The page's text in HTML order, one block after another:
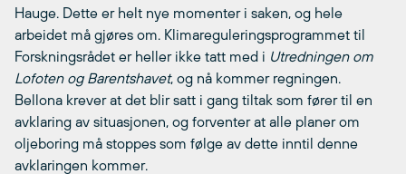
Hauge. Dette er helt nye momenter i saken, og hele
arbeidet må gjøres om. Klimareguleringsprogrammet til
Forskningsrådet er heller ikke tatt med i Utredningen om
Lofoten og Barentshavet, og nå kommer regningen.
Bellona krever at det blir satt i gang tiltak som fører til en
avklaring av situasjonen, og forventer at alle planer om
oljeboring må stoppes som følge av dette inntil denne
avklaringen kommer.